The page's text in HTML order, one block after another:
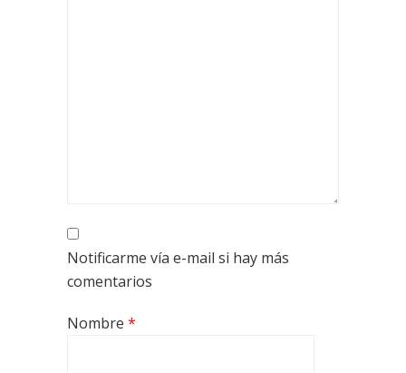
Notificarme vía e-mail si hay más
comentarios
Nombre *